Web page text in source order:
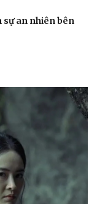
Đọc truyện đêm
sự an nhiên bên